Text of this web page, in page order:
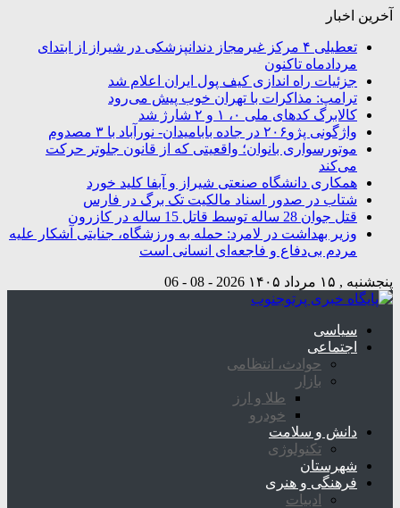
آخرین اخبار
تعطیلی ۴ مرکز غیرمجاز دندانپزشکی در شیراز از ابتدای
مردادماه تاکنون
جزئیات راه اندازی کیف پول ایران اعلام شد
ترامپ: مذاکرات با تهران خوب پیش می‌رود
کالابرگ کدهای ملی ۰، ۱ و ۲ شارژ شد
واژگونی پژو۲۰۶ در جاده بابامیدان- نورآباد با ۳ مصدوم
موتورسواری بانوان؛ واقعیتی که از قانون جلوتر حرکت
می‌کند
همکاری دانشگاه صنعتی شیراز و آبفا کلید خورد
شتاب در صدور اسناد مالکیت تک برگ در فارس
قتل جوان 28 ساله توسط قاتل 15 ساله در کازرون
وزیر بهداشت در لامرد: حمله به ورزشگاه، جنایتی آشکار علیه
مردم بی‌دفاع و فاجعه‌ای انسانی است
پنجشنبه , ۱۵ مرداد ۱۴۰۵ 2026 - 08 - 06
سیاسی
اجتماعی
حوادث، انتظامی
بازار
طلا و ارز
خودرو
دانش و سلامت
تکنولوژی
شهرستان
فرهنگی و هنری
ادبیات